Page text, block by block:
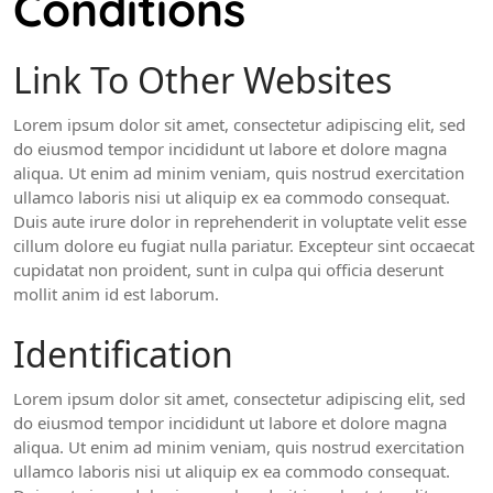
Link To Other Websites
Lorem ipsum dolor sit amet, consectetur adipiscing elit, sed
do eiusmod tempor incididunt ut labore et dolore magna
aliqua. Ut enim ad minim veniam, quis nostrud exercitation
ullamco laboris nisi ut aliquip ex ea commodo consequat.
Duis aute irure dolor in reprehenderit in voluptate velit esse
cillum dolore eu fugiat nulla pariatur. Excepteur sint occaecat
cupidatat non proident, sunt in culpa qui officia deserunt
mollit anim id est laborum.
Identification
Lorem ipsum dolor sit amet, consectetur adipiscing elit, sed
do eiusmod tempor incididunt ut labore et dolore magna
aliqua. Ut enim ad minim veniam, quis nostrud exercitation
ullamco laboris nisi ut aliquip ex ea commodo consequat.